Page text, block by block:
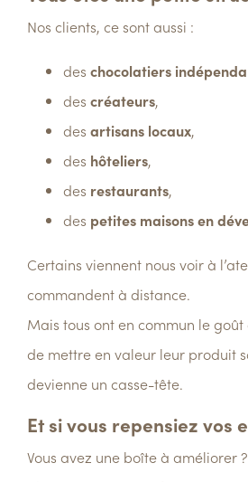
Nos clients, ce sont aussi :
des chocolatiers
des créateurs,
des artisans locaux,
des hôteliers,
des restaurants,
des petites maisons en
Certains viennent nous voir à
commandent à distance.
Mais tous ont en commun legoût
de mettre en valeur leur produit
devienne un casse-tête.
Et si vous repensiez vos
Vous avez une boîte à améliorer